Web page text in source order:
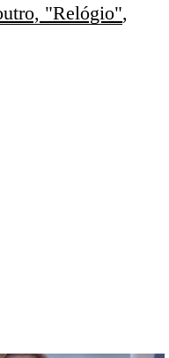
"Relógio",